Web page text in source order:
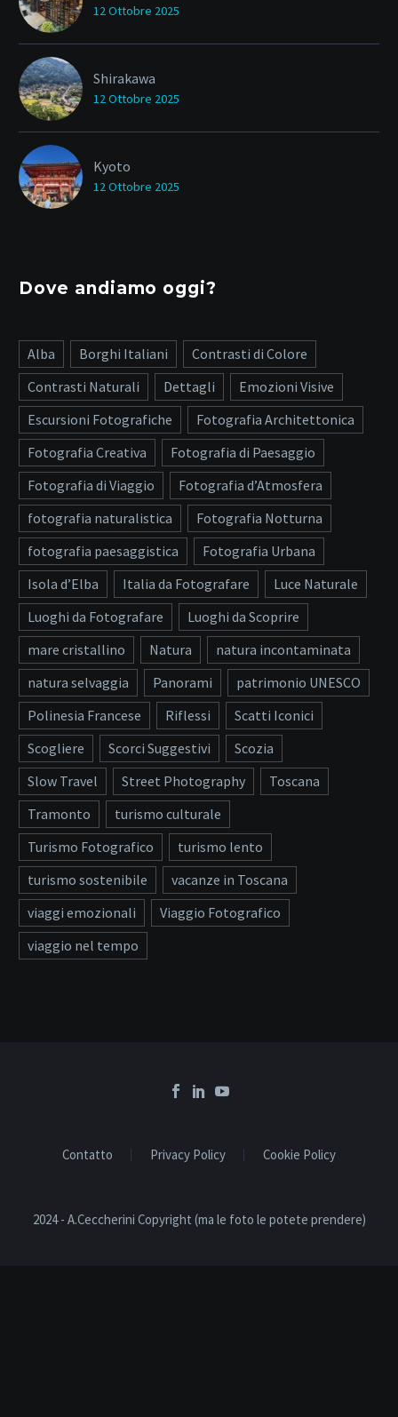
12 Ottobre 2025
Shirakawa
12 Ottobre 2025
Kyoto
12 Ottobre 2025
Dove andiamo oggi?
Alba Borghi Italiani
Contrasti di Colore
Contrasti Naturali
Dettagli
Emozioni Visive
Escursioni Fotografiche
Fotografia Architettonica
Fotografia Creativa
Fotografia di Paesaggio
Fotografia di Viaggio
Fotografia d’Atmosfera
fotografia naturalistica
Fotografia Notturna
fotografia paesaggistica
Fotografia Urbana
Isola d’Elba
Italia da Fotografare
Luce Naturale
Luoghi da Fotografare
Luoghi da Scoprire
mare cristallino
Natura
natura incontaminata
natura selvaggia
Panorami
patrimonio UNESCO
Polinesia Francese
Riflessi
Scatti Iconici
Scogliere
Scorci Suggestivi
Scozia
Slow Travel
Street Photography
Toscana
Tramonto
turismo culturale
Turismo Fotografico
turismo lento
turismo sostenibile
vacanze in Toscana
viaggi emozionali
Viaggio Fotografico
viaggio nel tempo
Contatto Privacy Policy Cookie Policy
2024 - A.Ceccherini Copyright (ma le foto le potete prendere)